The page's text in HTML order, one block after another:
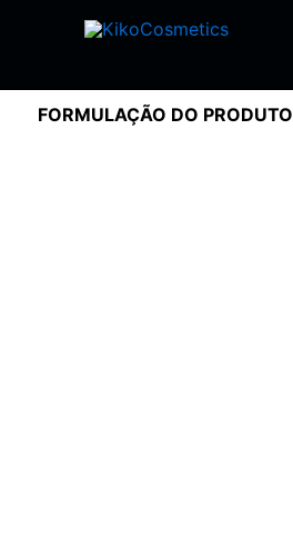
FORMULAÇÃO DO PRODUTO